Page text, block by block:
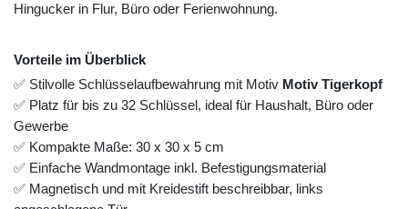
Hingucker in Flur, Büro oder Ferienwohnung.
Vorteile im Überblick
✅ Stilvolle Schlüsselaufbewahrung mit Motiv Motiv Tigerkopf
✅ Platz für bis zu 32 Schlüssel, ideal für Haushalt, Büro oder
Gewerbe
✅ Kompakte Maße: 30 x 30 x 5 cm
✅ Einfache Wandmontage inkl. Befestigungsmaterial
✅ Magnetisch und mit Kreidestift beschreibbar, links